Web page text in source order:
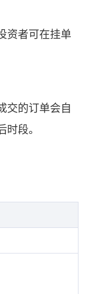
资者可在挂单
交的订单会自
段。